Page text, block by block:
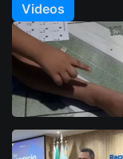
Videos